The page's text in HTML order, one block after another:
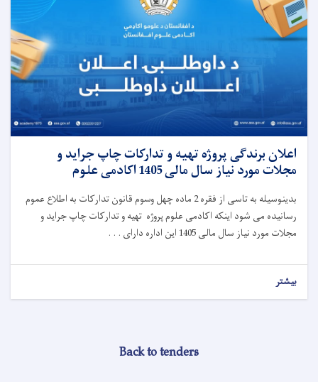
اعلان برندگی پروژه تهیه و تدارکات چاپ جراید و
مجلات مورد نیاز سال مالی 1405 اکادمی علوم
بدینوسیله به تاسی از فقره 2 ماده چهل وسوم قانون تدارکات به اطلاع عموم
رسانیده می شود اینکه اکادمی علوم پروژه تهیه و تدارکات چاپ جراید و
مجلات مورد نیاز سال مالی 1405 این اداره دارای . . .
بیشتر
Back to tenders